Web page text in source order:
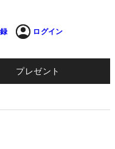
ログイン
プレゼント